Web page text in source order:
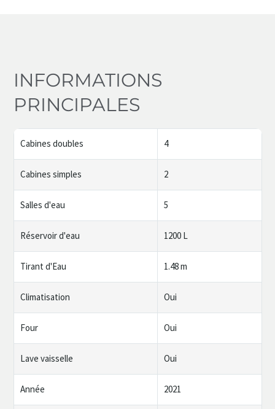
INFORMATIONS
PRINCIPALES
Cabines doubles 4
Cabines simples 2
Salles d'eau 5
Réservoir d'eau 1200 L
Tirant d'Eau 1.48 m
Climatisation Oui
Four Oui
Lave vaisselle Oui
Année 2021